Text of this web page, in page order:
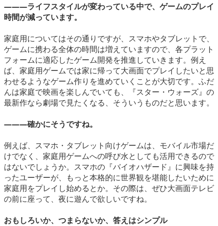
―――ライフスタイルが変わっている中で、ゲームのプレイ
時間が減っています。
家庭用についてはその通りですが、スマホやタブレットで、
ゲームに携わる全体の時間は増えていますので、各プラット
フォームに適応したゲーム開発を推進していきます。例え
ば、家庭用ゲームでは家に帰って大画面でプレイしたいと思
わせるようなゲーム作りを進めていくことが大切です。ふだ
んは家庭で映画を楽しんでいても、『スター・ウォーズ』の
最新作なら劇場で見たくなる、そういうものだと思います。
―――確かにそうですね。
例えば、スマホ・タブレット向けゲームは、モバイル市場だ
けでなく、家庭用ゲームへの呼び水としても活用できるので
はないでしょうか。スマホの『バイオハザード』に興味を持
ったユーザーが、もっと本格的に世界観を堪能したいために
家庭用をプレイし始めるとか。その際は、ぜひ大画面テレビ
の前に座って、夜に遊んで欲しいですね。
おもしろいか、つまらないか、答えはシンプル